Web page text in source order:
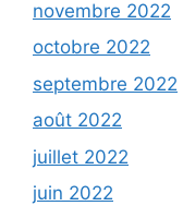
novembre 2022
octobre 2022
septembre 2022
août 2022
juillet 2022
juin 2022